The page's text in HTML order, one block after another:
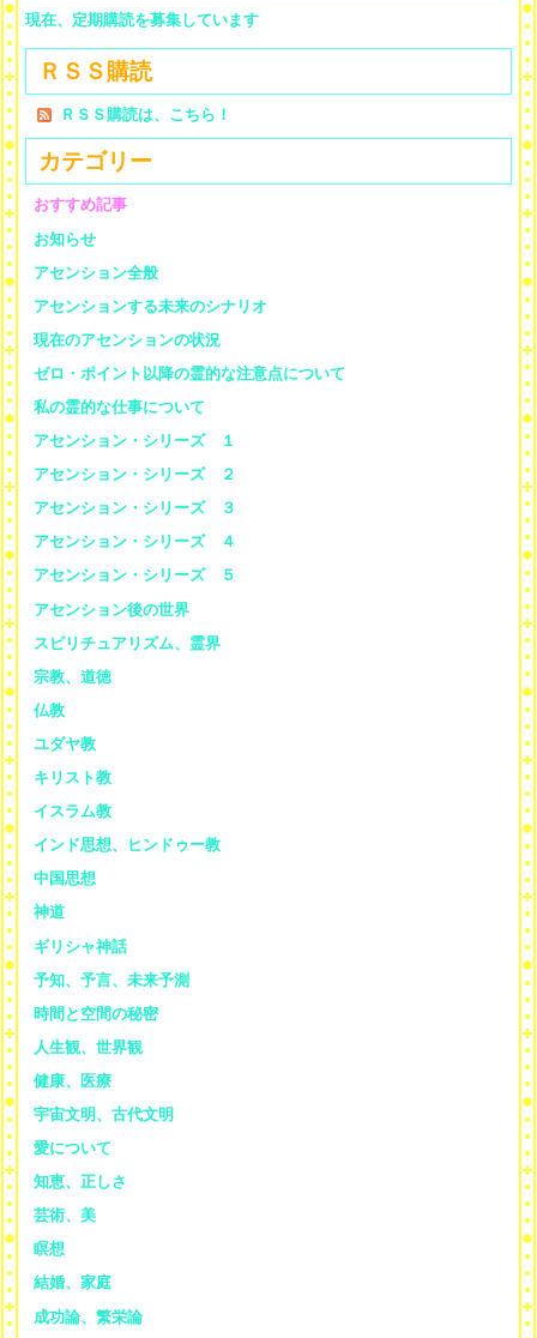
現在、定期購読を募集しています
ＲＳＳ購読
ＲＳＳ購読は、こちら！
カテゴリー
おすすめ記事
お知らせ
アセンション全般
アセンションする未来のシナリオ
現在のアセンションの状況
ゼロ・ポイント以降の霊的な注意点について
私の霊的な仕事について
アセンション・シリーズ １
アセンション・シリーズ ２
アセンション・シリーズ ３
アセンション・シリーズ ４
アセンション・シリーズ ５
アセンション後の世界
スピリチュアリズム、霊界
宗教、道徳
仏教
ユダヤ教
キリスト教
イスラム教
インド思想、ヒンドゥー教
中国思想
神道
ギリシャ神話
予知、予言、未来予測
時間と空間の秘密
人生観、世界観
健康、医療
宇宙文明、古代文明
愛について
知恵、正しさ
芸術、美
瞑想
結婚、家庭
成功論、繁栄論